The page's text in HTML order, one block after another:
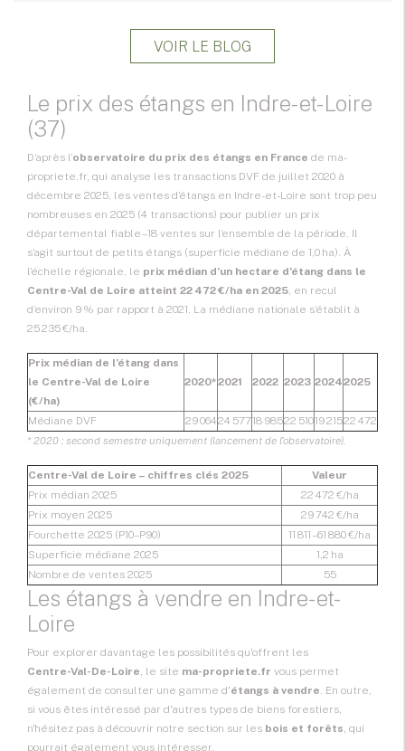
VOIR LE BLOG
Le prix des étangs en Indre-et-Loire
(37)
D’après l’observatoire du prix des étangs en France de ma-
propriete.fr, qui analyse les transactions DVF de juillet 2020 à
décembre 2025, les ventes d’étangs en Indre-et-Loire sont trop peu
nombreuses en 2025 (4 transactions) pour publier un prix
départemental fiable – 18 ventes sur l’ensemble de la période. Il
s’agit surtout de petits étangs (superficie médiane de 1,0 ha). À
l’échelle régionale, le prix médian d’un hectare d’étang dans le
Centre-Val de Loire atteint 22 472 €/ha en 2025, en recul
d’environ 9 % par rapport à 2021. La médiane nationale s’établit à
25 235 €/ha.
Prix médian de l’étang dans
le Centre-Val de Loire
(€/ha)
2020*2021 2022 2023 20242025
Médiane DVF 29 06424 57718 98522 51019 21522 472
* 2020 : second semestre uniquement (lancement de l’observatoire).
Centre-Val de Loire – chiffres clés 2025
Valeur
Prix médian 2025
22 472 €/ha
Prix moyen 2025
29 742 €/ha
Fourchette 2025 (P10–P90)
11 811 – 61 880 €/ha
Superficie médiane 2025
1,2 ha
Nombre de ventes 2025
55
Les étangs à vendre en Indre-et-
Loire
Pour explorer davantage les possibilités qu'offrent les
Centre-Val-De-Loire, le site ma-propriete.fr vous permet
également de consulter une gamme d'étangs à vendre. En outre,
si vous êtes intéressé par d'autres types de biens forestiers,
n'hésitez pas à découvrir notre section sur les bois et forêts, qui
pourrait également vous intéresser.